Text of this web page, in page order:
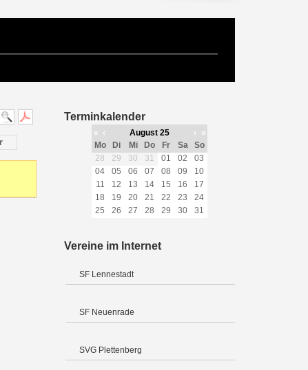
Terminkalender
« ‹ August 25 ›
»
Mo
Di Mi Do Fr Sa
So
28
29 30 31 01 02
03
04
05 06 07 08 09
10
11
12 13 14 15 16
17
18
19 20 21 22 23
24
25
26 27 28 29 30 31
Vereine im Internet
SF Lennestadt
SF Neuenrade
SVG Plettenberg